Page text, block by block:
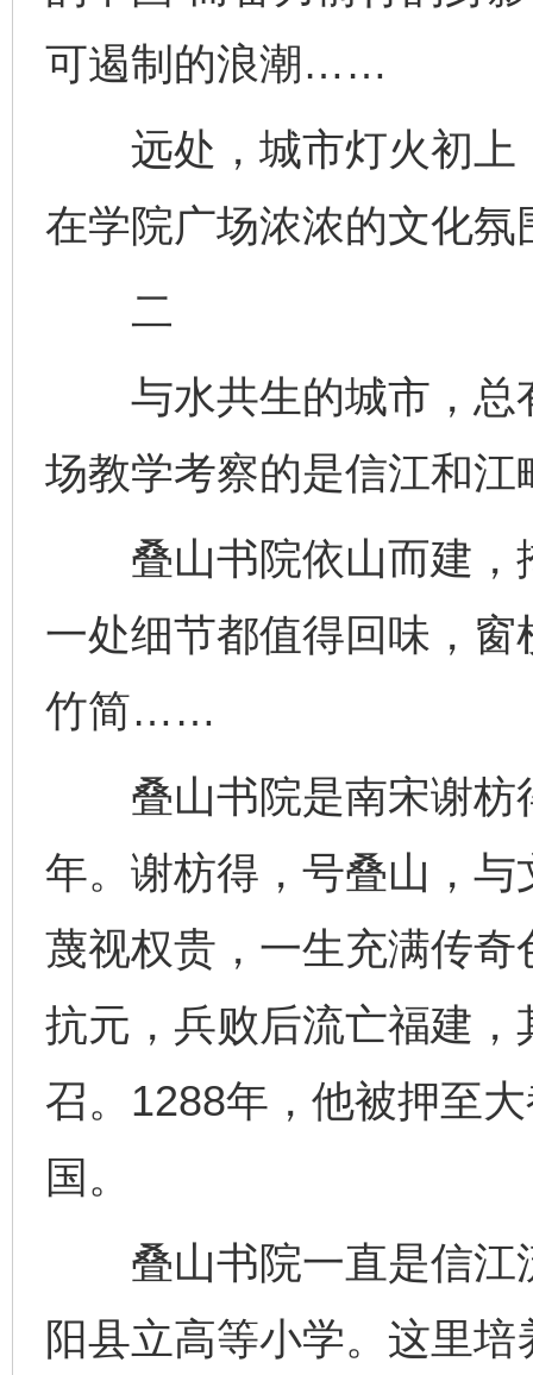
可遏制的浪潮……
远处，城市灯火初上
在学院广场浓浓的文化氛
二
与水共生的城市，总
场教学考察的是信江和江
叠山书院依山而建，
一处细节都值得回味，
竹简……
叠山书院是南宋谢枋
年。谢枋得，号叠山，
蔑视权贵，一生充满传
抗元，兵败后流亡福建
召。1288年，他被押至
国。
叠山书院一直是信江
阳县立高等小学。这里